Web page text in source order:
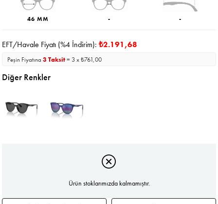
46 MM - -
EFT/Havale Fiyatı (%4 İndirim):₺2.191,68
Peşin Fiyatına3 Taksit= 3 x ₺761,00
Diğer Renkler
Ürün stoklarımızda kalmamıştır.